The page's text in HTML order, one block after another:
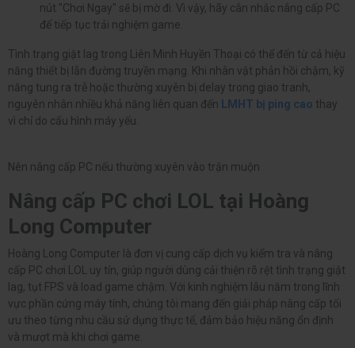
nút "Chơi Ngay" sẽ bị mờ đi. Vì vậy, hãy cân nhắc nâng cấp PC
để tiếp tục trải nghiệm game.
Tình trạng giật lag trong Liên Minh Huyền Thoại có thể đến từ cả hiệu
năng thiết bị lẫn đường truyền mạng. Khi nhân vật phản hồi chậm, kỹ
năng tung ra trễ hoặc thường xuyên bị delay trong giao tranh,
nguyên nhân nhiều khả năng liên quan đến
LMHT bị ping cao thay
vì chỉ do cấu hình máy yếu.